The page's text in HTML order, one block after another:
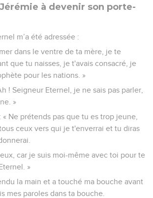
à devenir son porte-
m’a été adressée :
dans le ventre de ta mère, je te
que tu naisses, je t'avais consacré, je
pour les nations. »
! Seigneur Eternel, je ne sais pas parler,
»
« Ne prétends pas que tu es trop jeune,
ceux vers qui je t'enverrai et tu diras
car je suis moi-même avec toi pour te
»
la main et a touché ma bouche avant
mes paroles dans ta bouche.